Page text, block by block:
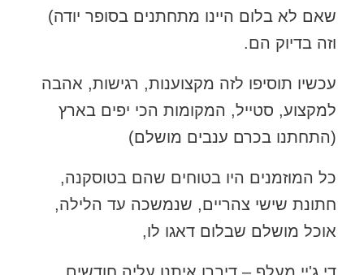
שאם לא בלום היינו מתחתנים בסופר יודה)
וזה בדיוק הם.
עכשיו תוסיפו לזה מקצוענות, רגישות, אהבה
למקצוע, סטייל, המקומות הכי יפים בארץ
(התחתנו בכרם ענבים מושלם)
כל המוזמנים היו בטוחים שהם בטוסקנה,
חתונת שישי צהריים, שנמשכה עד הלילה,
אוכל מושלם שבלום דאגו לו,